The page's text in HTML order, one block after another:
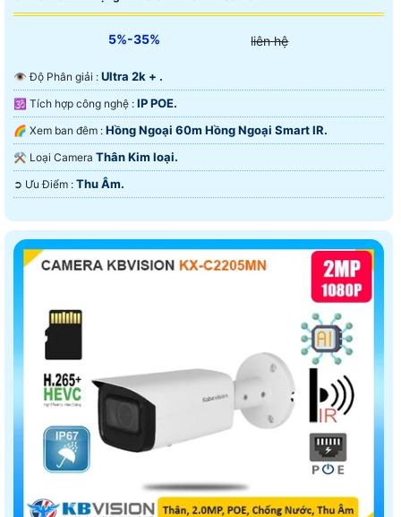
5%-35% liên hệ
👁 Độ Phân giải : Ultra 2k + .
🕉️ Tích hợp công nghệ : IP POE.
🌈 Xem ban đêm : Hồng Ngoại 60m Hồng Ngoại Smart IR.
⚒ Loại Camera Thân Kim loại.
️➲ Ưu Điểm : Thu Âm.